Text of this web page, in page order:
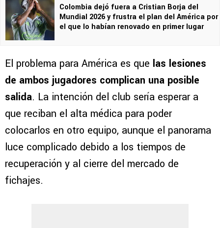
Colombia dejó fuera a Cristian Borja del
Mundial 2026 y frustra el plan del América por
el que lo habían renovado en primer lugar
El problema para América es que las lesiones
de ambos jugadores complican una posible
salida. La intención del club sería esperar a
que reciban el alta médica para poder
colocarlos en otro equipo, aunque el panorama
luce complicado debido a los tiempos de
recuperación y al cierre del mercado de
fichajes.